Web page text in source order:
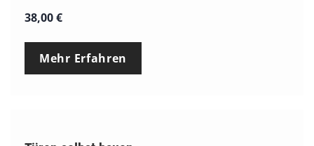
38,00€
Mehr Erfahren